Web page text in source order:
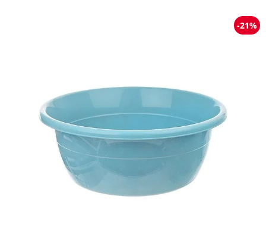
-21%